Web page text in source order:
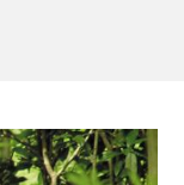
やってみた